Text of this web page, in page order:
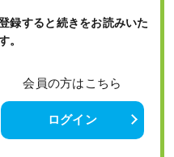
録すると続きをお読みいた
。
会員の方はこちら
ログイン